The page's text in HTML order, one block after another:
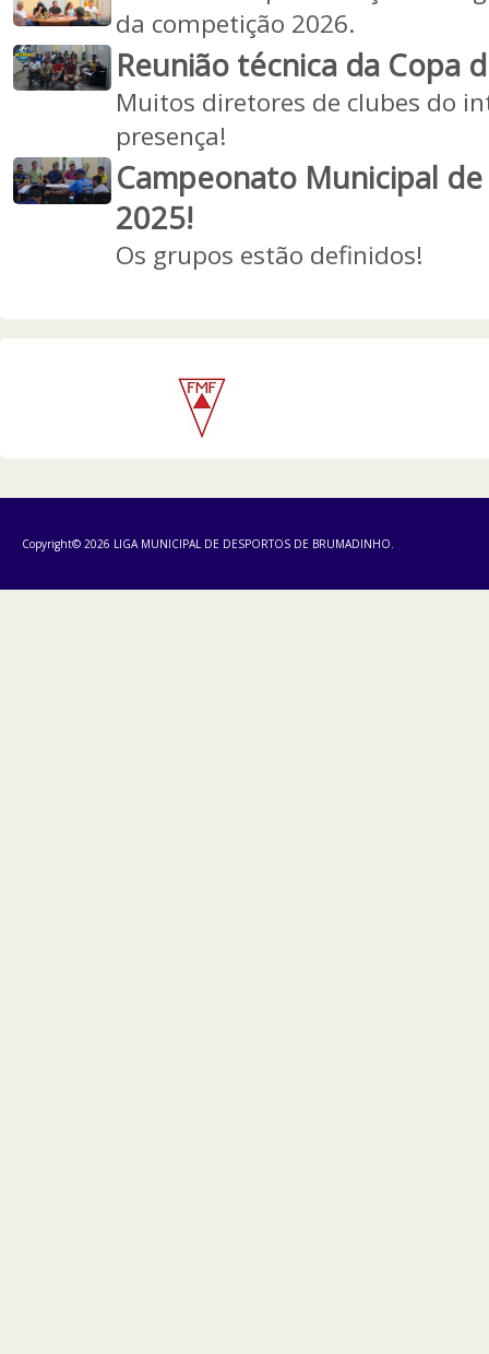
da competição 2026.
Reunião técnica da Copa
Muitos diretores de clubes do
presença!
Campeonato Municipal
2025!
Os grupos estão definidos!
Copyright© 2026 LIGA MUNICIPAL DE DESPORTOS DE BRUMADINHO.